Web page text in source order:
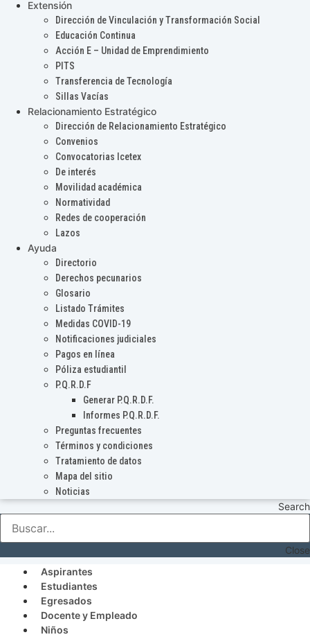
Extensión
Dirección de Vinculación y Transformación Social
Educación Continua
Acción E – Unidad de Emprendimiento
PITS
Transferencia de Tecnología
Sillas Vacías
Relacionamiento Estratégico
Dirección de Relacionamiento Estratégico
Convenios
Convocatorias Icetex
De interés
Movilidad académica
Normatividad
Redes de cooperación
Lazos
Ayuda
Directorio
Derechos pecunarios
Glosario
Listado Trámites
Medidas COVID-19
Notificaciones judiciales
Pagos en línea
Póliza estudiantil
P.Q.R.D.F
Generar P.Q.R.D.F.
Informes P.Q.R.D.F.
Preguntas frecuentes
Términos y condiciones
Tratamiento de datos
Mapa del sitio
Noticias
Search
Close
Aspirantes
Estudiantes
Egresados
Docente y Empleado
Niños